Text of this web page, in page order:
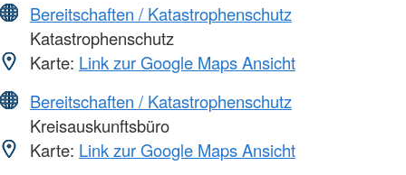
Bereitschaften / Katastrophenschutz
Katastrophenschutz
Karte: Link zur Google Maps Ansicht
Bereitschaften / Katastrophenschutz
Kreisauskunftsbüro
Karte: Link zur Google Maps Ansicht